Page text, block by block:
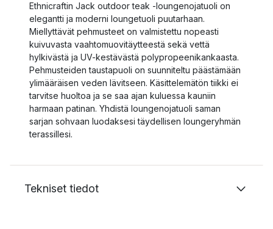
Ethnicraftin Jack outdoor teak -loungenojatuoli on
elegantti ja moderni loungetuoli puutarhaan.
Miellyttävät pehmusteet on valmistettu nopeasti
kuivuvasta vaahtomuovitäytteestä sekä vettä
hylkivästä ja UV-kestävästä polypropeenikankaasta.
Pehmusteiden taustapuoli on suunniteltu päästämään
ylimääräisen veden lävitseen. Käsittelemätön tiikki ei
tarvitse huoltoa ja se saa ajan kuluessa kauniin
harmaan patinan. Yhdistä loungenojatuoli saman
sarjan sohvaan luodaksesi täydellisen loungeryhmän
terassillesi.
Tekniset tiedot